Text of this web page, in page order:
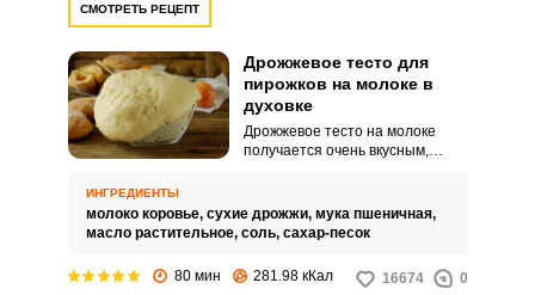
СМОТРЕТЬ РЕЦЕПТ
Дрожжевое тесто для
пирожков на молоке в
духовке
Дрожжевое тесто на молоке
получается очень вкусным,
пирожки с разнообразной
начинкой, как сладкой, так и
вкусная закуска для всей семьи!
ИНГРЕДИЕНТЫ
молоко коровье, сухие дрожжи, мука пшеничная,
масло растительное, соль, сахар-песок
80 мин 281.98 кКал 16674 0